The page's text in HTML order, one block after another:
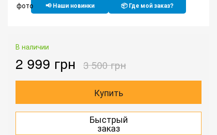
📢 Наши новинки 📦 Где мой заказ?
В наличии
2 999 грн 3 500 грн
Купить
Быстрый
заказ